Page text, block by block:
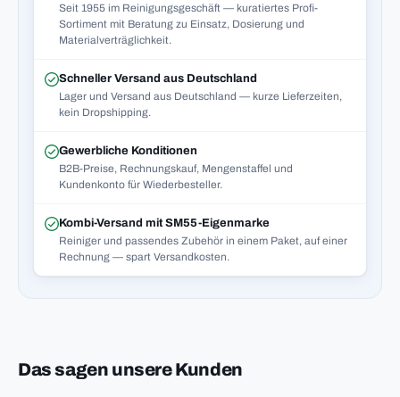
Seit 1955 im Reinigungsgeschäft — kuratiertes Profi-
Sortiment mit Beratung zu Einsatz, Dosierung und
Materialverträglichkeit.
Schneller Versand aus Deutschland
Lager und Versand aus Deutschland — kurze Lieferzeiten,
kein Dropshipping.
Gewerbliche Konditionen
B2B-Preise, Rechnungskauf, Mengenstaffel und
Kundenkonto für Wiederbesteller.
Kombi-Versand mit SM55-Eigenmarke
Reiniger und passendes Zubehör in einem Paket, auf einer
Rechnung — spart Versandkosten.
Das sagen unsere Kunden